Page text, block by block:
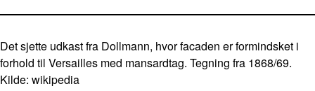
Det sjette udkast fra Dollmann, hvor facaden er formindsket i
forhold til Versailles med mansardtag. Tegning fra 1868/69.
Kilde: wikipedia